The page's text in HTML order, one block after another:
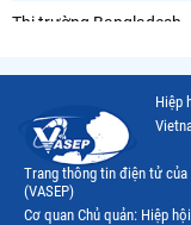
Thị trường Bangladesh
Thị trường Canada
Thị trường Ecuador
Thị trường EU
Hiệp
Trang thông tin điện tử của
(VASEP)
Cơ quan Chủ quản: Hiệp